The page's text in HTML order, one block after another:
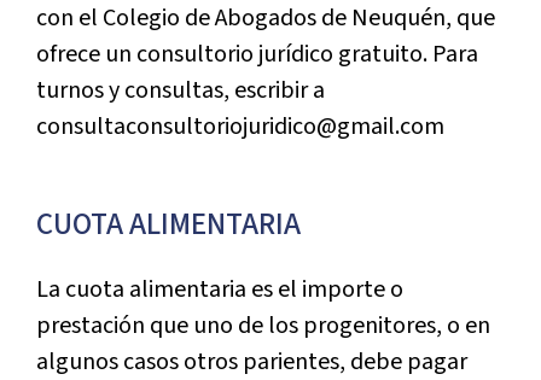
con el Colegio de Abogados de Neuquén, que
ofrece un consultorio jurídico gratuito. Para
turnos y consultas, escribir a
consultaconsultoriojuridico@gmail.com
CUOTA ALIMENTARIA
La cuota alimentaria es el importe o
prestación que uno de los progenitores, o en
algunos casos otros parientes, debe pagar